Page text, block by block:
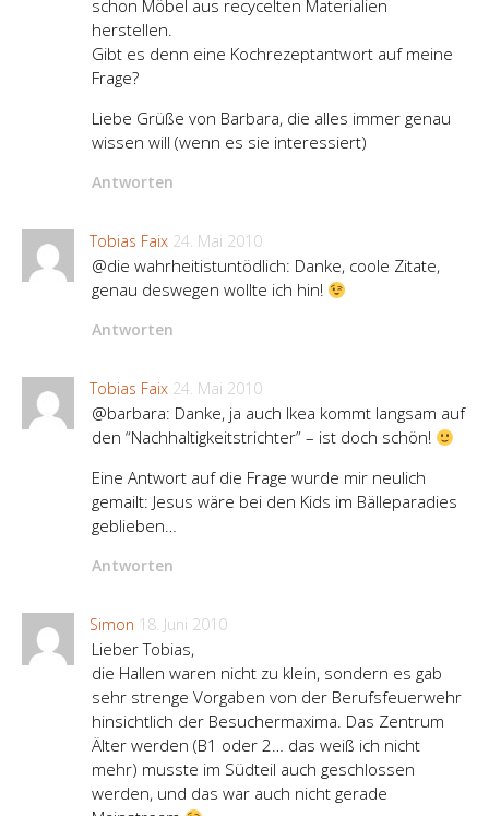
schon Möbel aus recycelten Materialien
herstellen.
Gibt es denn eine Kochrezeptantwort auf meine
Frage?
Liebe Grüße von Barbara, die alles immer genau
wissen will (wenn es sie interessiert)
Antworten
Tobias Faix 24. Mai 2010
@die wahrheitistuntödlich: Danke, coole Zitate,
genau deswegen wollte ich hin!
Antworten
Tobias Faix 24. Mai 2010
@barbara: Danke, ja auch Ikea kommt langsam auf
den “Nachhaltigkeitstrichter” – ist doch schön!
Eine Antwort auf die Frage wurde mir neulich
gemailt: Jesus wäre bei den Kids im Bälleparadies
geblieben…
Antworten
Simon 18. Juni 2010
Lieber Tobias,
die Hallen waren nicht zu klein, sondern es gab
sehr strenge Vorgaben von der Berufsfeuerwehr
hinsichtlich der Besuchermaxima. Das Zentrum
Älter werden (B1 oder 2… das weiß ich nicht
mehr) musste im Südteil auch geschlossen
werden, und das war auch nicht gerade